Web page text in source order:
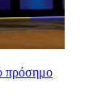
πρόσημο